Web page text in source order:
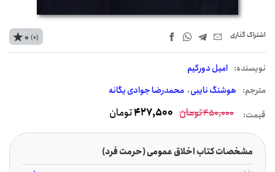
اشتراک‌ گذاری
نويسنده: امیل دورکیم
مترجم: هوشنگ نایبی محمدرضا جوادی یگانه
0 (0)
قیمت: 450,000تومان 427,500تومان
مشخصات کتاب اخلاق عمومی (حرمت فرد)